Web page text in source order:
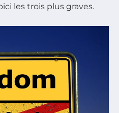
les trois plus graves.